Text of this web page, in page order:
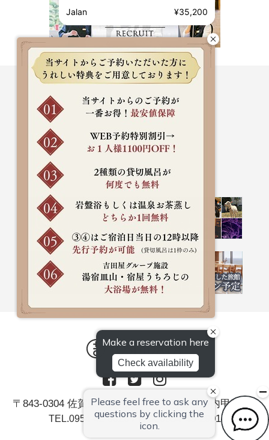
〒843-0304 佐賀県嬉野市嬉野町大字岩屋川内甲379
TEL.0954-42-0026 / FAX.0954-43-2901
Jalan ¥35,200